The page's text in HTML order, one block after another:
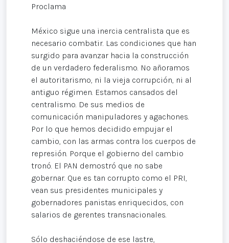
Proclama
México sigue una inercia centralista que es
necesario combatir. Las condiciones que han
surgido para avanzar hacia la construcción
de un verdadero federalismo. No añoramos
el autoritarismo, ni la vieja corrupción, ni al
antiguo régimen. Estamos cansados del
centralismo. De sus medios de
comunicación manipuladores y agachones.
Por lo que hemos decidido empujar el
cambio, con las armas contra los cuerpos de
represión. Porque el gobierno del cambio
tronó. El PAN demostró que no sabe
gobernar. Que es tan corrupto como el PRI,
vean sus presidentes municipales y
gobernadores panistas enriquecidos, con
salarios de gerentes transnacionales.
Sólo deshaciéndose de ese lastre,